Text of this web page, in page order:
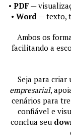
• PDF—
• Word — texto,
Ambos os
facilitando a
Seja para criar
empresarial,
cenários para
confiável e
conclua seu